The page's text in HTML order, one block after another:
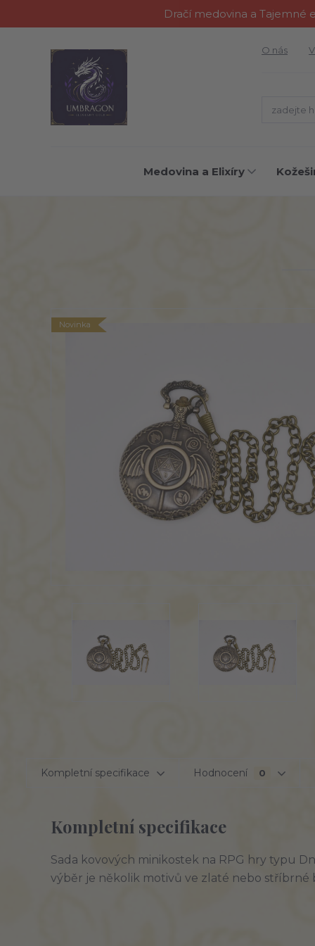
Dračí medovina a Tajemné
O nás
Medovina a Elixíry
Novinka
Kompletní specifikace Hodnocení 0
Kompletní specifikace
Sada kovových minikostek na RPG hry typu
výběr je několik motivů ve zlaté nebo stříbrné